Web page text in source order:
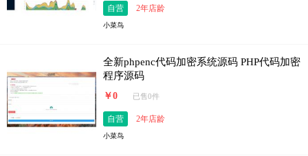
自营 2年店龄
小菜鸟
全新phpenc代码加密系统源码 PHP代码加密
程序源码
￥0 已售0件
自营 2年店龄
小菜鸟